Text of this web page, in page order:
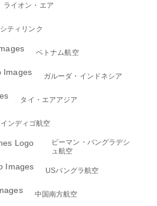
ライオン・エア
シティリンク
ベトナム航空
ガルーダ・インドネシア
タイ・エアアジア
インディゴ航空
ビーマン・バングラデシ
ュ航空
USバングラ航空
中国南方航空